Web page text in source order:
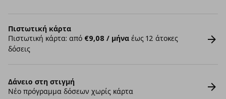
Πιστωτική κάρτα
Πιστωτική κάρτα: από €9,08 / μήνα έως 12 άτοκες
δόσεις
Δάνειο στη στιγμή
Νέο πρόγραμμα δόσεων χωρίς κάρτα